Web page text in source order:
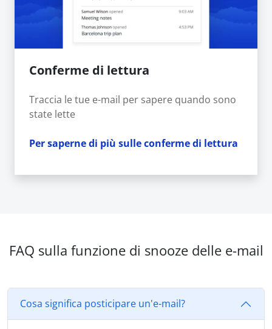
Conferme di lettura
Traccia le tue e-mail per sapere quando sono
state lette
Per saperne di più sulle conferme di lettura
FAQ sulla funzione di snooze delle e-mail
Cosa significa posticipare un'e-mail?